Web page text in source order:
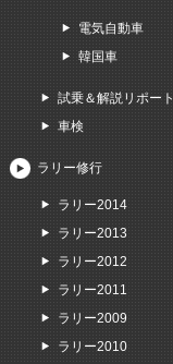
電気自動車
韓国車
試乗＆解説リポート
車検
ラリー修行
ラリー2014
ラリー2013
ラリー2012
ラリー2011
ラリー2009
ラリー2010